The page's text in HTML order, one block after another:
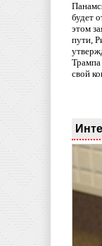
будет
этом
пути,
свой